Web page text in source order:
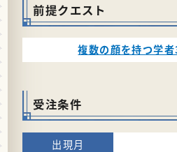
前提クエスト
複数の顔を持つ学
受注条件